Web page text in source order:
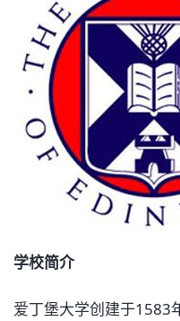
学校简介
爱丁堡大学创建于1583